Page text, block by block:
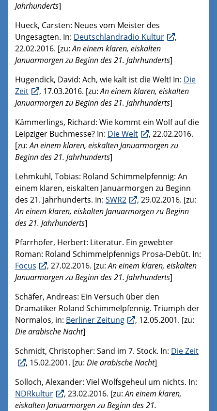
Jahrhunderts]
Hueck, Carsten: Neues vom Meister des
Ungesagten. In: Deutschlandradio Kultur
,
22.02.2016. [zu:An einem klaren, eiskalten
Januarmorgen zu Beginn des 21. Jahrhunderts]
Hugendick, David: Ach, wie kalt ist die Welt! In: Die
Zeit
, 17.03.2016. [zu:An einem klaren, eiskalten
Januarmorgen zu Beginn des 21. Jahrhunderts]
Kämmerlings, Richard: Wie kommt ein Wolf auf die
Leipziger Buchmesse? In: Die Welt
, 22.02.2016.
[zu:An einem klaren, eiskalten Januarmorgen zu
Beginn des 21. Jahrhunderts]
Lehmkuhl, Tobias: Roland Schimmelpfennig: An
einem klaren, eiskalten Januarmorgen zu Beginn
des 21. Jahrhunderts. In: SWR2
, 29.02.2016. [zu:
An einem klaren, eiskalten Januarmorgen zu Beginn
des 21. Jahrhunderts]
Pfarrhofer, Herbert: Literatur. Ein gewebter
Roman: Roland Schimmelpfennigs Prosa-Debüt. In:
Focus
, 27.02.2016. [zu:An einem klaren, eiskalten
Januarmorgen zu Beginn des 21. Jahrhunderts]
Schäfer, Andreas: Ein Versuch über den
Dramatiker Roland Schimmelpfennig. Triumph der
Normalos, in: Berliner Zeitung
, 12.05.2001. [zu:
Die arabische Nacht]
Schmidt, Christopher: Sand im 7. Stock. In: Die Zeit
, 15.02.2001. [zu: Die arabische Nacht]
Solloch, Alexander: Viel Wolfsgeheul um nichts. In:
NDRkultur
, 23.02.2016. [zu:An einem klaren,
eiskalten Januarmorgen zu Beginn des 21.